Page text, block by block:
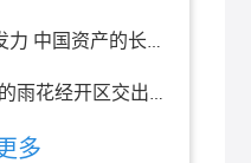
产的长期投资价值不改
一张“五好”园区的精彩答卷？
多